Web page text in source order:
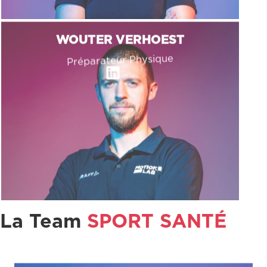
WOUTER VERHOEST
Préparateur Physique
L
i
n
k
e
d
i
n
La Team SPORT SANTÉ